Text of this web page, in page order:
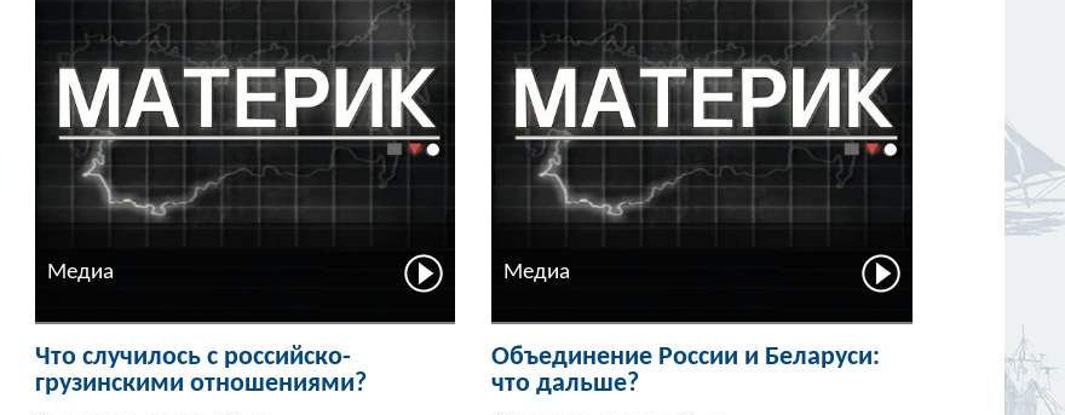
Медиа
Что случилось с российско-
грузинскими отношениями?
Медиа
Объединение России и Беларуси:
что дальше?